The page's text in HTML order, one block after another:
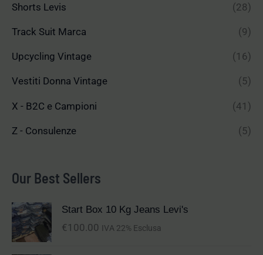
Shorts Levis (28)
Track Suit Marca (9)
Upcycling Vintage (16)
Vestiti Donna Vintage (5)
X - B2C e Campioni (41)
Z - Consulenze (5)
Our Best Sellers
Start Box 10 Kg Jeans Levi's
€ 100.00 IVA 22% Esclusa